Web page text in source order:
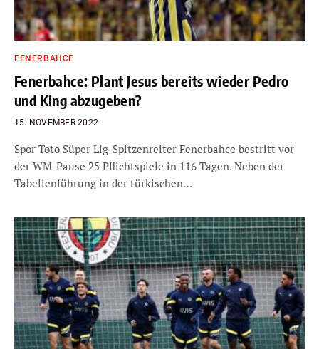
FENERBAHCE
Fenerbahce: Plant Jesus bereits wieder Pedro
und King abzugeben?
15. NOVEMBER 2022
Spor Toto Süper Lig-Spitzenreiter Fenerbahce bestritt vor
der WM-Pause 25 Pflichtspiele in 116 Tagen. Neben der
Tabellenführung in der türkischen…